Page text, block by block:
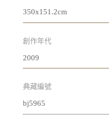
350x151.2cm
創作年代
2009
典藏編號
bj5965